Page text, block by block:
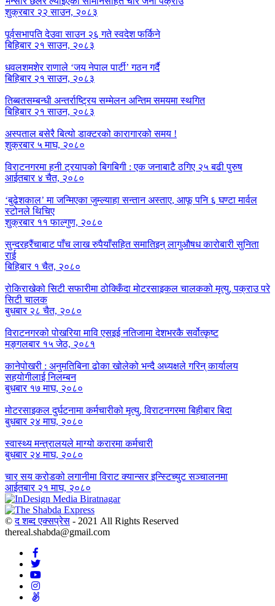
शुक्रबार २२ साउन, २०८३
पूर्वसभापति देउवा साउन २६ गते स्वदेश फर्किने
बिहिबार २१ साउन, २०८३
धवलशमशेर राणाले ‘जय नेपाल पार्टी’ गठन गर्दै
बिहिबार २१ साउन, २०८३
तिब्बतसम्बन्धी अन्तर्राष्ट्रिय सम्मेलन अन्तिम समयमा स्थगित
बिहिबार २१ साउन, २०८३
अस्पताल बसेरै बित्यो डाक्टरको कारागारको समय !
शुक्रबार ५ माघ, २०८०
विराटनगरमा हनी ट्रयापको बिगबिगी : एक जनाबाटै ठगिए २५ बढी पुरुष
आईतबार ४ चैत, २०८०
‘बुढेशकाल’ मा जन्मिएका जुम्ल्याहा सन्तान अस्ताए, आफू पनि ६ घण्टा मार्वल
स्टोनले थिचिए
शुक्रबार ११ फाल्गुण, २०८०
सुन्दरहरैंचाबाट पाँच लाख रुपैयाँसहित समातिइन् लागुऔषध कारोबारी सुनिता
राई
बिहिबार १ चैत, २०८०
रोकिराखेको सिटी सफारीमा ठोक्किँदा मोटरसाइकल चालकको मृत्यु, पक्राउ परे
सिटी चालक
बुधबार २८ चैत, २०८०
विराटनगरको पोखरिया मावि एसइई नतिजामा देशभरकै सर्वोत्कृष्ट
मङ्गलबार १५ जेठ, २०८१
कानेपोखरी : अनुमतिबिना ढोका खोलेको भन्दै अध्यक्षले गरिन् कार्यालय
सहयोगीलाई निलम्बन
बुधबार १७ माघ, २०८०
मोटरसाइकल दुर्घटनामा कर्मचारीको मृत्यु, विराटनगरमा बिहीबार बिदा
बुधबार २४ माघ, २०८०
स्वास्थ्य मन्त्रालयले माग्यो करारमा कर्मचारी
बुधबार २४ माघ, २०८०
चार सय करोडको लगानीमा विराट क्यान्सर इन्स्टिच्युट सञ्चालनमा
आईतबार २१ माघ, २०८०
©द शब्द एक्सप्रेस - 2021 All Rights Reserved
thereal.shabda@gmail.com